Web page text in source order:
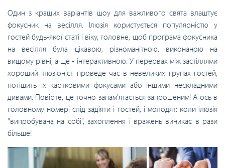
Один з кращих варіантів шоу для важливого свята влаштує
фокусник на весілля. Ілюзія користується популярністю у
гостей будь-якої статі і віку, головне, щоб програма фокусника
на весілля була цікавою, різноманітною, виконаною на
вищому рівні, а ще - інтерактивною. У перервах між застіллями
хороший ілюзіоніст проведе час в невеликих групах гостей,
потішить їх картковими фокусами або іншими нескладними
дивами. Повірте, це точно запам'ятається запрошеним! А ось в
головному номері слід задіяти і гостей, і молодят: коли ілюзія
"випробувана на собі", захоплення і вражень виникає в рази
більше!